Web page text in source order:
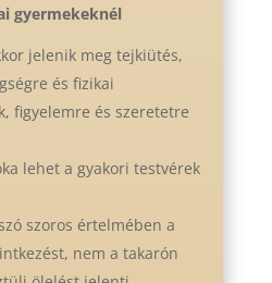
gyermekeknél
jelenik meg tejkiütés,
és fizikai
figyelemre és szeretetre
lehet a gyakori testvérek
szoros értelmében a
nem a takarón